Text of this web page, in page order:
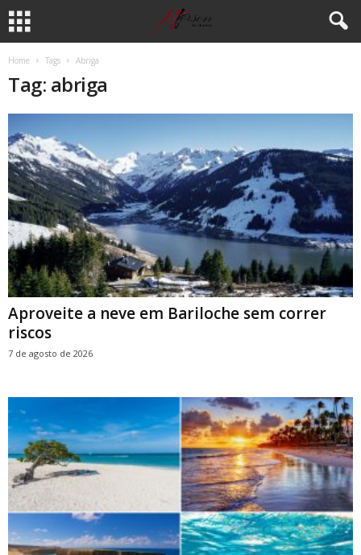
Home Tags Abriga
Tag: abriga
Aproveite a neve em Bariloche sem correr
riscos
7 de agosto de 2026